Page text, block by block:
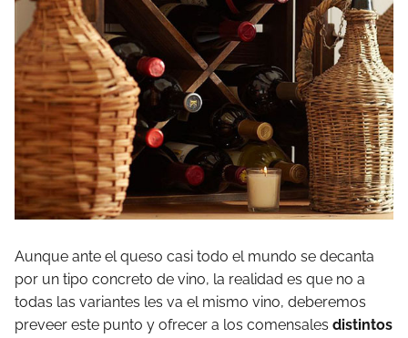
Aunque ante el queso casi todo el mundo se decanta
por un tipo concreto de vino, la realidad es que no a
todas las variantes les va el mismo vino, deberemos
preveer este punto y ofrecer a los comensales distintos